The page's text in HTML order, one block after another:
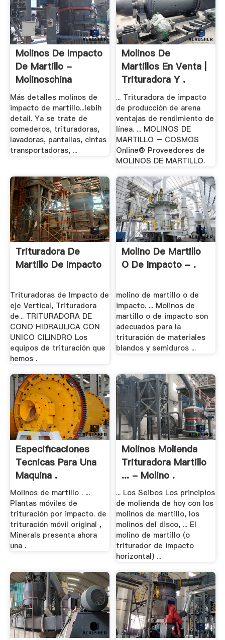
Molinos De Impacto
De Martillo -
Molinoschina
Más detalles molinos de
impacto de martillo...lebih
detail. Ya se trate de
comederos, trituradoras,
lavadoras, pantallas, cintas
transportadoras, ...
Molinos De
Martillos En Venta |
Trituradora Y .
... Trituradora de impacto
de producción de arena
ventajas de rendimiento de
línea. ... MOLINOS DE
MARTILLO – COSMOS
Online® Proveedores de
MOLINOS DE MARTILLO.
Trituradora De
Martillo De Impacto
Trituradoras de Impacto de
eje Vertical, Trituradora
de... TRITURADORA DE
CONO HIDRAULICA CON
UNICO CILINDRO Los
equipos de trituración que
hemos .
Molino De Martillo
O De Impacto - .
molino de martillo o de
impacto. ... Molinos de
martillo o de impacto son
adecuados para la
trituración de materiales
blandos y semiduros ...
Especificaciones
Tecnicas Para Una
Maquina .
Molinos de martillo . ...
Plantas móviles de
trituración por impacto. de
trituración móvil original ,
Minerals presenta ahora
una .
Molinos Molienda
Trituradora Martillo
... - Molino .
... Los Seibos Los principios
de molienda de hoy con los
molinos de martillo, los
molinos del disco, ... El
molino de martillo (o
triturador de impacto
horizontal) ...